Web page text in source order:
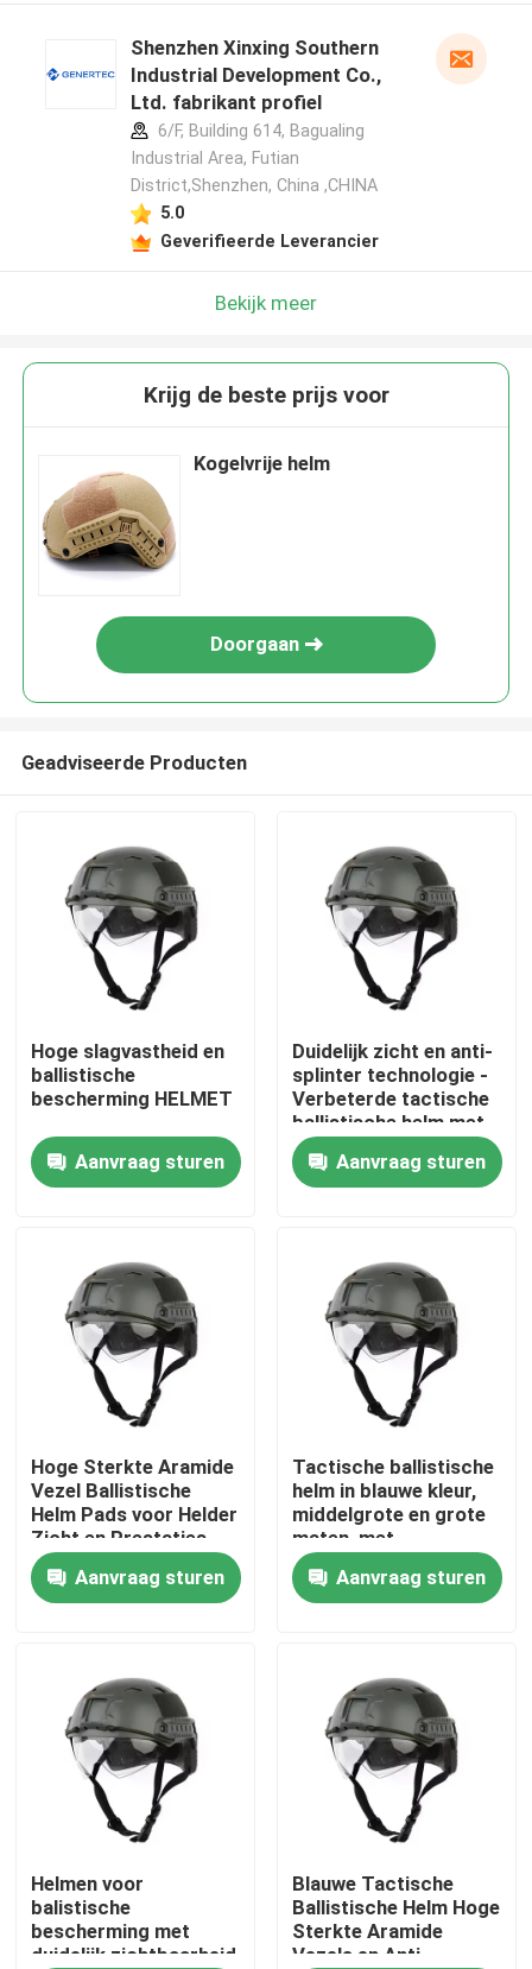
Thuis
Producten
Over ons
Fabriekstocht
Nieuws
Vraag een offerte
Militaire Tactische Slijtage
Militair tactisch kogelvrij vest
Shenzhen Xinxing Southern
Industrial Development Co.,
Ltd. fabrikant profiel
6/F, Building 614, Bagualing
Industrial Area, Futian
District,Shenzhen, China ,CHINA
5.0
Geverifieerde Leverancier
Bekijk meer
Krijg de beste prijs voor
Kogelvrije helm
Doorgaan
Geadviseerde Producten
Hoge slagvastheid en
ballistische
bescherming HELMET
Aanvraag sturen
Duidelijk zicht en anti-
splinter technologie -
Verbeterde tactische
ballistische helm met
ventilatie
Aanvraag sturen
Hoge Sterkte Aramide
Vezel Ballistische
Helm Pads voor Helder
Zicht en Prestaties
Aanvraag sturen
Tactische ballistische
helm in blauwe kleur,
middelgrote en grote
maten, met
waterdichte
eigenschap
Aanvraag sturen
Helmen voor
balistische
bescherming met
duidelijk zichtbaarheid
Blauwe Tactische
Ballistische Helm Hoge
Sterkte Aramide
Vezels en Anti-